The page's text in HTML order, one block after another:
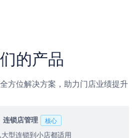
的产品
方位解决方案，助力门店业绩提升
连锁店管理 核心
大型连锁到小店都适用